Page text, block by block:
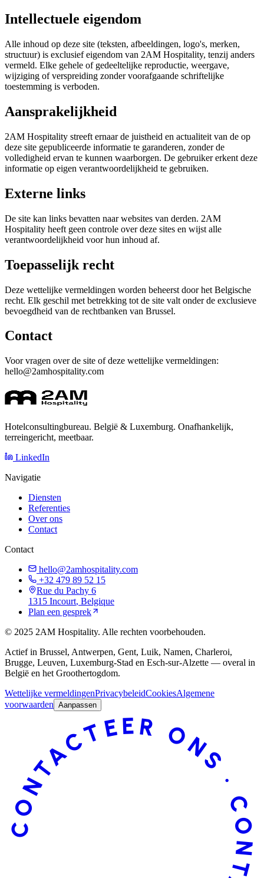
Intellectuele eigendom
Alle inhoud op deze site (teksten, afbeeldingen, logo's, merken,
structuur) is exclusief eigendom van 2AM Hospitality, tenzij anders
vermeld. Elke gehele of gedeeltelijke reproductie, weergave,
wijziging of verspreiding zonder voorafgaande schriftelijke
toestemming is verboden.
Aansprakelijkheid
2AM Hospitality streeft ernaar de juistheid en actualiteit van de op
deze site gepubliceerde informatie te garanderen, zonder de
volledigheid ervan te kunnen waarborgen. De gebruiker erkent deze
informatie op eigen verantwoordelijkheid te gebruiken.
Externe links
De site kan links bevatten naar websites van derden. 2AM
Hospitality heeft geen controle over deze sites en wijst alle
verantwoordelijkheid voor hun inhoud af.
Toepasselijk recht
Deze wettelijke vermeldingen worden beheerst door het Belgische
recht. Elk geschil met betrekking tot de site valt onder de exclusieve
bevoegdheid van de rechtbanken van Brussel.
Contact
Voor vragen over de site of deze wettelijke vermeldingen:
hello@2amhospitality.com
Hotelconsultingbureau. België & Luxemburg. Onafhankelijk,
terreingericht, meetbaar.
LinkedIn
Navigatie
Diensten
Referenties
Over ons
Contact
Contact
hello@2amhospitality.com
+32 479 89 52 15
Rue du Pachy 6
1315 Incourt, Belgique
Plan een gesprek
© 2025 2AM Hospitality. Alle rechten voorbehouden.
Actief in Brussel, Antwerpen, Gent, Luik, Namen, Charleroi,
Brugge, Leuven, Luxemburg-Stad en Esch-sur-Alzette — overal in
België en het Groothertogdom.
Wettelijke vermeldingenPrivacybeleidCookiesAlgemene
voorwaarden Aanpassen